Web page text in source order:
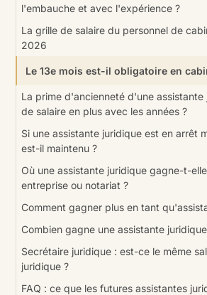
l'embauche et avec l'expérience ?
La grille de salaire du personnel de
2026
Le 13e mois est-il obligatoire en
La prime d'ancienneté d'une
de salaire en plus avec les années ?
Si une assistante juridique est en arrêt
est-il maintenu ?
Où une assistante juridique gagne-t-
entreprise ou notariat ?
Comment gagner plus en tant
Combien gagne une assistante
Secrétaire juridique : est-ce le même
juridique ?
FAQ : ce que les futures assistantes